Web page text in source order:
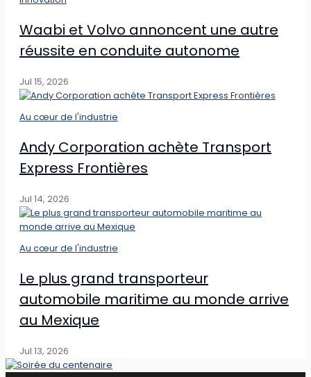
Waabi et Volvo annoncent une autre
réussite en conduite autonome
Jul 15, 2026
Au cœur de l'industrie
Andy Corporation achète Transport
Express Frontières
Jul 14, 2026
Au cœur de l'industrie
Le plus grand transporteur
automobile maritime au monde arrive
au Mexique
Jul 13, 2026